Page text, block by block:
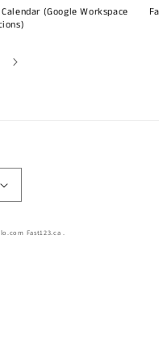
(Google Workspace
Fast123.ca .